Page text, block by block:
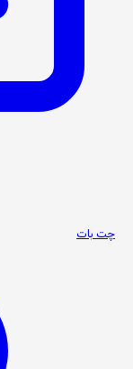
چت بات